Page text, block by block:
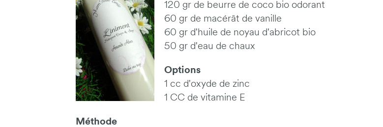
120 gr de beurre de coco bio odorant
60 gr de macérât de vanille
60 gr d'huile de noyau d'abricot bio
50 gr d'eau de chaux
Options
1 cc d'oxyde de zinc
1 CC de vitamine E
Méthode